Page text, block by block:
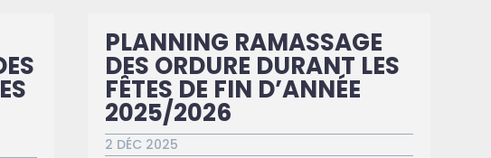
PLANNING RAMASSAGE
DES ORDURE DURANT LES
FÊTES DE FIN D’ANNÉE
2025/2026
2 DÉC 2025